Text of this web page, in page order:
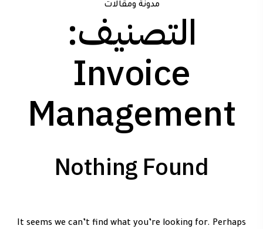
مدونة ومقالات
التصنيف:
Invoice
Management
Nothing Found
It seems we can’t find what you’re looking for. Perhaps